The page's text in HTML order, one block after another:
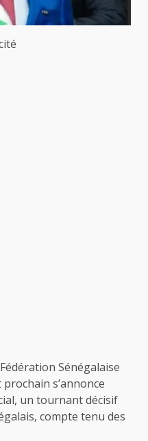
Sénégalaise
s’annonce
un tournant décisif
compte tenu des